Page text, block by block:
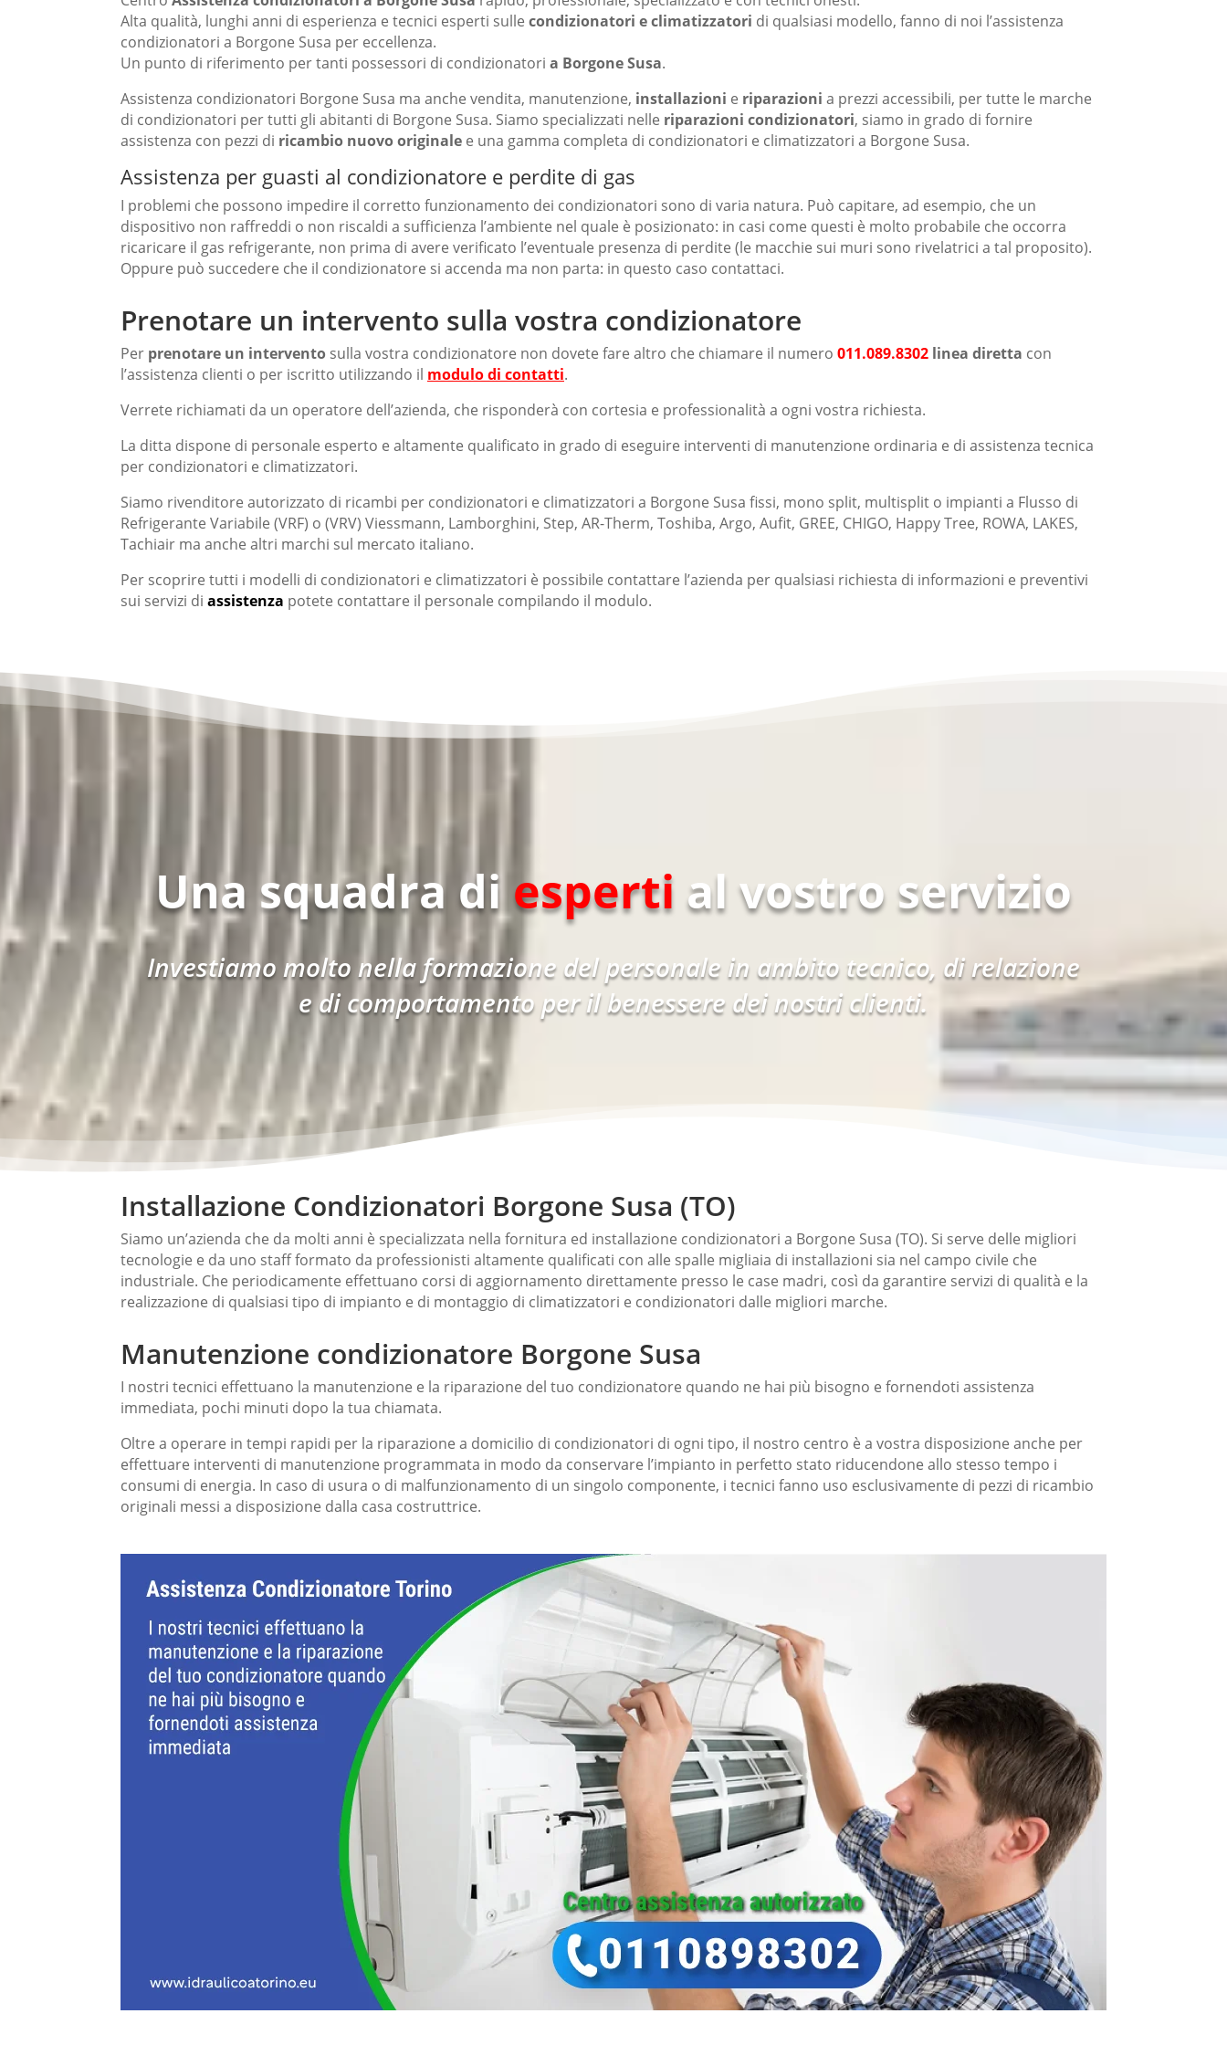
Alta qualità, lunghi anni di esperienza e tecnici esperti sulle condizionatori e climatizzatori di qualsiasi modello, fanno di noi l’assistenza
condizionatori a Borgone Susa per eccellenza.
Un punto di riferimento per tanti possessori di condizionatori a Borgone Susa.
Assistenza condizionatori Borgone Susa ma anche vendita, manutenzione, installazioni e riparazioni a prezzi accessibili, per tutte le marche
di condizionatori per tutti gli abitanti di Borgone Susa. Siamo specializzati nelle riparazioni condizionatori, siamo in grado di fornire
assistenza con pezzi di ricambio nuovo originale e una gamma completa di condizionatori e climatizzatori a Borgone Susa.
Assistenza per guasti al condizionatore e perdite di gas
I problemi che possono impedire il corretto funzionamento dei condizionatori sono di varia natura. Può capitare, ad esempio, che un
dispositivo non raffreddi o non riscaldi a sufficienza l’ambiente nel quale è posizionato: in casi come questi è molto probabile che occorra
ricaricare il gas refrigerante, non prima di avere verificato l’eventuale presenza di perdite (le macchie sui muri sono rivelatrici a tal proposito).
Oppure può succedere che il condizionatore si accenda ma non parta: in questo caso contattaci.
Prenotare un intervento sulla vostra condizionatore
Per prenotare un intervento sulla vostra condizionatore non dovete fare altro che chiamare il numero 011.089.8302 linea diretta con
l’assistenza clienti o per iscritto utilizzando il modulo di contatti.
Verrete richiamati da un operatore dell’azienda, che risponderà con cortesia e professionalità a ogni vostra richiesta.
La ditta dispone di personale esperto e altamente qualificato in grado di eseguire interventi di manutenzione ordinaria e di assistenza tecnica
per condizionatori e climatizzatori.
Siamo rivenditore autorizzato di ricambi per condizionatori e climatizzatori a Borgone Susa fissi, mono split, multisplit o impianti a Flusso di
Refrigerante Variabile (VRF) o (VRV) Viessmann, Lamborghini, Step, AR-Therm, Toshiba, Argo, Aufit, GREE, CHIGO, Happy Tree, ROWA, LAKES,
Tachiair ma anche altri marchi sul mercato italiano.
Per scoprire tutti i modelli di condizionatori e climatizzatori è possibile contattare l’azienda per qualsiasi richiesta di informazioni e preventivi
sui servizi di assistenza potete contattare il personale compilando il modulo.
Una squadra di esperti al vostro servizio
Investiamo molto nella formazione del personale in ambito tecnico, di relazione
e di comportamento per il benessere dei nostri clienti.
Installazione Condizionatori Borgone Susa (TO)
Siamo un’azienda che da molti anni è specializzata nella fornitura ed installazione condizionatori a Borgone Susa (TO). Si serve delle migliori
tecnologie e da uno staff formato da professionisti altamente qualificati con alle spalle migliaia di installazioni sia nel campo civile che
industriale. Che periodicamente effettuano corsi di aggiornamento direttamente presso le case madri, così da garantire servizi di qualità e la
realizzazione di qualsiasi tipo di impianto e di montaggio di climatizzatori e condizionatori dalle migliori marche.
Manutenzione condizionatore Borgone Susa
I nostri tecnici effettuano la manutenzione e la riparazione del tuo condizionatore quando ne hai più bisogno e fornendoti assistenza
immediata, pochi minuti dopo la tua chiamata.
Oltre a operare in tempi rapidi per la riparazione a domicilio di condizionatori di ogni tipo, il nostro centro è a vostra disposizione anche per
effettuare interventi di manutenzione programmata in modo da conservare l’impianto in perfetto stato riducendone allo stesso tempo i
consumi di energia. In caso di usura o di malfunzionamento di un singolo componente, i tecnici fanno uso esclusivamente di pezzi di ricambio
originali messi a disposizione dalla casa costruttrice.